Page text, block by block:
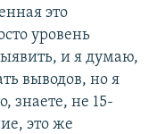
это
уровень
и я думаю,
выводов, но я
знаете, не 15-
это же